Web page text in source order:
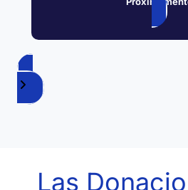
Ver la Tienda Completa
Las